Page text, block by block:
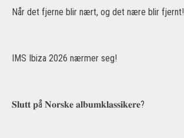
Når det fjerne blir nært, og det nære blir fjernt!
IMS Ibiza 2026 nærmer seg!
𝐒𝐥𝐮𝐭𝐭 𝐩å 𝐍𝐨𝐫𝐬𝐤𝐞 𝐚𝐥𝐛𝐮𝐦𝐤𝐥𝐚𝐬𝐬𝐢𝐤𝐞𝐫𝐞?